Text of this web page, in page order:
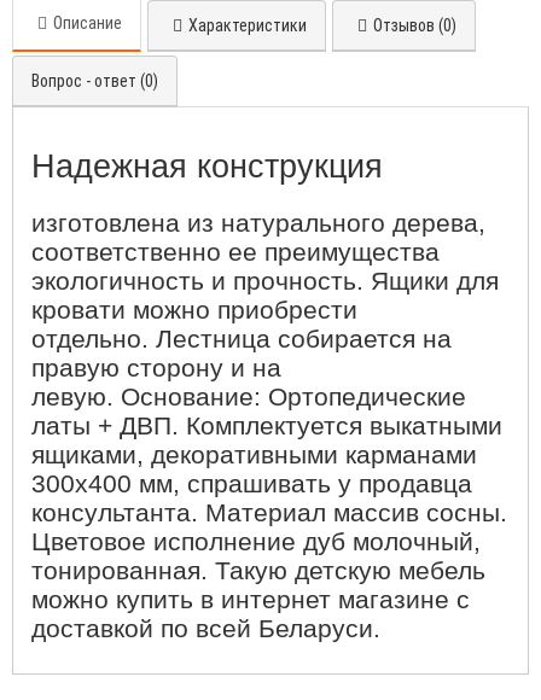
Описание Характеристики Отзывов (0)
Вопрос - ответ (0)
Надежная конструкция
изготовлена из натурального дерева,
соответственно ее преимущества
экологичность и прочность. Ящики для
кровати можно приобрести
отдельно. Лестница собирается на
правую сторону и на
левую. Основание: Ортопедические
латы + ДВП. Комплектуется выкатными
ящиками, декоративными карманами
300х400 мм, спрашивать у продавца
консультанта. Материал массив сосны.
Цветовое исполнение дуб молочный,
тонированная. Такую детскую мебель
можно купить в интернет магазине с
доставкой по всей Беларуси.